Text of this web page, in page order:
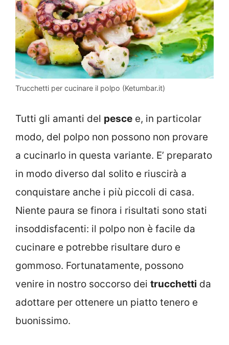
Trucchetti per cucinare il polpo (Ketumbar.it)
Tutti gli amanti del pesce e, in particolar
modo, del polpo non possono non provare
a cucinarlo in questa variante. E’ preparato
in modo diverso dal solito e riuscirà a
conquistare anche i più piccoli di casa.
Niente paura se finora i risultati sono stati
insoddisfacenti: il polpo non è facile da
cucinare e potrebbe risultare duro e
gommoso. Fortunatamente, possono
venire in nostro soccorso dei trucchetti da
adottare per ottenere un piatto tenero e
buonissimo.